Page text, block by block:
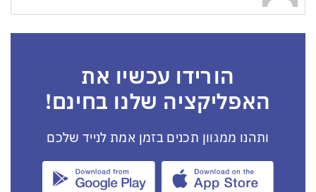
הורידו עכשיו את
האפליקציה שלנו בחינם!
ותהנו ממגוון תכנים בזמן אמת לנייד שלכם